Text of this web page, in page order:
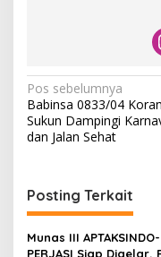
N
a
v
g
a
s
Pos sebelumnya
Babinsa 0833/04
Sukun Dampingi
dan Jalan Sehat
Posting Terkait
Munas III APTAKSINDO-
PERJASI Siap Digelar,